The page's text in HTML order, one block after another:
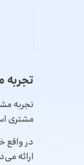
تجربه
مشتری
در واقع
ارائه